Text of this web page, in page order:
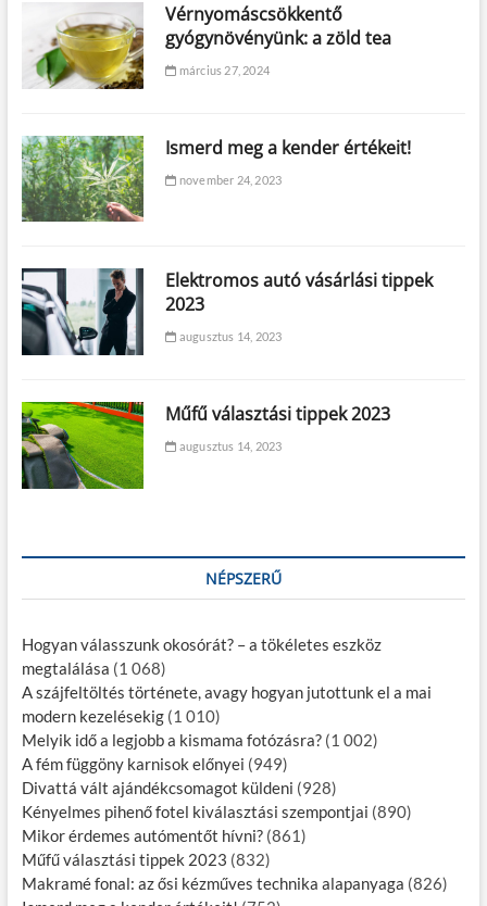
Vérnyomáscsökkentő
gyógynövényünk: a zöld tea
március 27, 2024
Ismerd meg a kender értékeit!
november 24, 2023
Elektromos autó vásárlási tippek
2023
augusztus 14, 2023
Műfű választási tippek 2023
augusztus 14, 2023
NÉPSZERŰ
Hogyan válasszunk okosórát? – a tökéletes eszköz
megtalálása (1 068)
A szájfeltöltés története, avagy hogyan jutottunk el a mai
modern kezelésekig (1 010)
Melyik idő a legjobb a kismama fotózásra? (1 002)
A fém függöny karnisok előnyei (949)
Divattá vált ajándékcsomagot küldeni (928)
Kényelmes pihenő fotel kiválasztási szempontjai (890)
Mikor érdemes autómentőt hívni? (861)
Műfű választási tippek 2023 (832)
Makramé fonal: az ősi kézműves technika alapanyaga (826)